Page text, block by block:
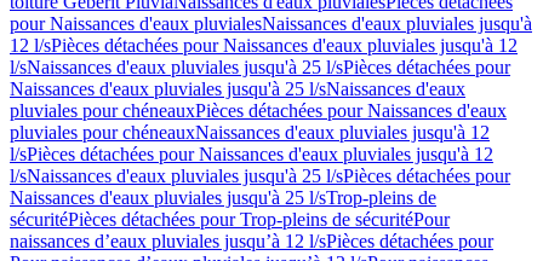
pour Naissances d'eaux pluvialesNaissances d'eaux pluviales jusqu'à
12 l/sPièces détachées pour Naissances d'eaux pluviales jusqu'à 12
l/sNaissances d'eaux pluviales jusqu'à 25 l/sPièces détachées pour
Naissances d'eaux pluviales jusqu'à 25 l/sNaissances d'eaux
pluviales pour chéneauxPièces détachées pour Naissances d'eaux
pluviales pour chéneauxNaissances d'eaux pluviales jusqu'à 12
l/sPièces détachées pour Naissances d'eaux pluviales jusqu'à 12
l/sNaissances d'eaux pluviales jusqu'à 25 l/sPièces détachées pour
Naissances d'eaux pluviales jusqu'à 25 l/sTrop-pleins de
sécuritéPièces détachées pour Trop-pleins de sécuritéPour
naissances d’eaux pluviales jusqu’à 12 l/sPièces détachées pour